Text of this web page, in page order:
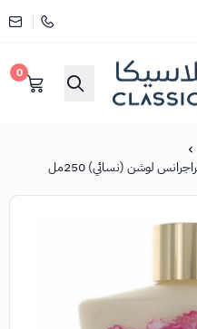
0
لوشن (نسائي) 250مل